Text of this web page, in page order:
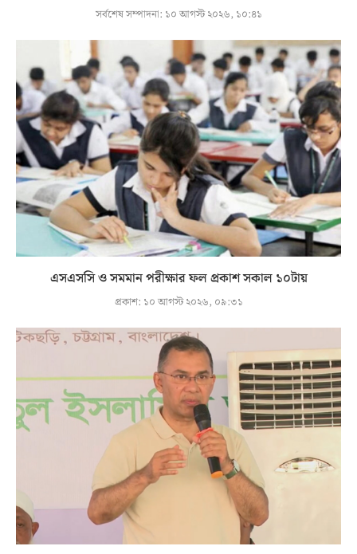
সর্বশেষ সম্পাদনা: ১০ আগস্ট ২০২৬, ১০:৪১
এসএসসি ও সমমান পরীক্ষার ফল প্রকাশ সকাল ১০টায়
প্রকাশ: ১০ আগস্ট ২০২৬, ০৯:৩১